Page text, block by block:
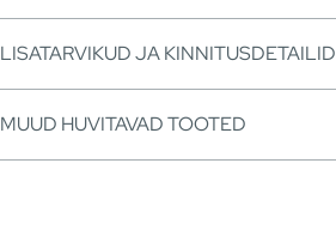
LISATARVIKUD JA KINNITUSDETAILID
MUUD HUVITAVAD TOOTED